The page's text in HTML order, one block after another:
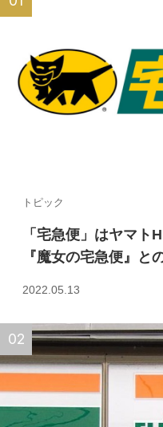
トピック
「宅急便」はヤマ
『魔女の宅急便』と
2022.05.13